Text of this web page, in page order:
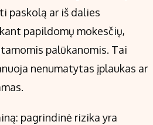
paskolą ar iš dalies
papildomų mokesčių,
palūkanomis. Tai
nenumatytas įplaukas ar
pagrindinė rizika yra